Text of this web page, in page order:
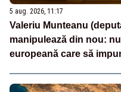
5 aug. 2026, 11:17
Valeriu Munteanu
manipulează din nou:
europeană care să